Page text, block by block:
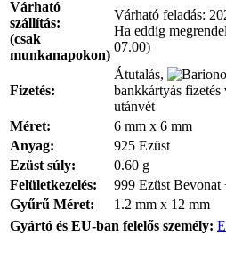
Várható
szállítás:
(csak
munkanapokon)
Várható feladás:
Ha eddig
07.00)
Fizetés:
Átutalás,
bankkártyás fizetés
utánvét
Méret:
6 mm x 6 mm
Anyag:
925 Ezüst
Ezüst súly:
0.60 g
Felületkezelés:
999 Ezüst Bevonat
Gyűrű Méret:
1.2 mm x 12 mm
Gyártó és EU-ban felelős személy: